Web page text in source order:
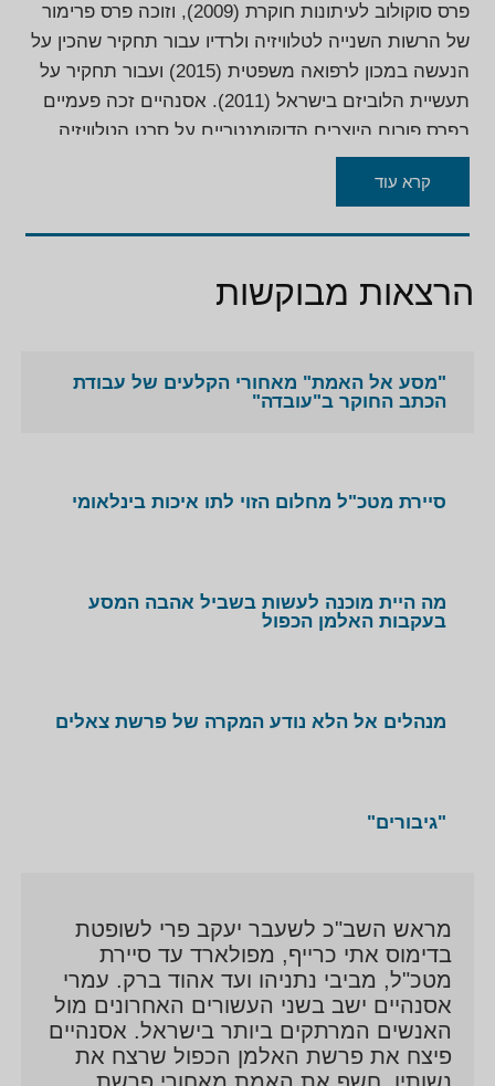
פרס סוקולוב לעיתונות חוקרת (2009), וזוכה פרס פרימור
של הרשות השנייה לטלוויזיה ולרדיו עבור תחקיר שהכין על
הנעשה במכון לרפואה משפטית (2015) ועבור תחקיר על
תעשיית הלוביזם בישראל (2011). אסנהיים זכה פעמיים
בפרס פורום היוצרים הדוקומנטריים על סרט הטלוויזיה
וב-2018 על סרטו: "המירוץ אחרי הגלימה", תחקיר העוסק
ו"סלוקי" (מדליית ארד בפסטיבל הסרטים בניו-יורק) זכו
בהכרה בינלאומית. ב-2012 יצא לאור ספרו הראשון,
(כנרת זמורה ביתן) העוסק בפרשת אסון צאלים ב'.
לתפוס רוצח – המסע בעקבות
הלאומי "הבימה" שהעלה השנה הצגה המבוססת עליו
אסנהיים גדל במושב תל-עדשים, ושירת כלוחם ביחידת
החילוץ של חיל האויר (669). אחרי שחרורו מהצבא סיים
"כותרת". ב-1999 החל לכתוב תחקירים וכתבות דיוקן
קרא עוד
הרצאות מבוקשות
"מסע אל האמת" מאחורי הקלעים של עבודת
הכתב החוקר ב"עובדה"
סיירת מטכ"ל מחלום הזוי לתו איכות בינלאומי
מה היית מוכנה לעשות בשביל אהבה המסע
בעקבות האלמן הכפול
מנהלים אל הלא נודע המקרה של פרשת צאלים
"גיבורים"
מראש השב"כ לשעבר יעקב פרי לשופטת
בדימוס אתי כרייף, מפולארד עד סיירת
מטכ"ל, מביבי נתניהו ועד אהוד ברק. עמרי
אסנהיים ישב בשני העשורים האחרונים מול
האנשים המרתקים ביותר בישראל. אסנהיים
פיצח את פרשת האלמן הכפול שרצח את
נשותיו, חשף את האמת מאחורי פרשת